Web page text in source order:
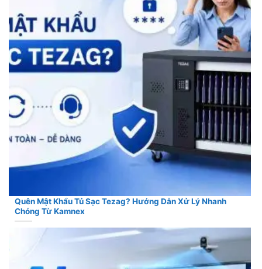
Quên Mật Khẩu Tủ Sạc Tezag? Hướng Dẫn Xử Lý Nhanh
Chóng Từ Kamnex